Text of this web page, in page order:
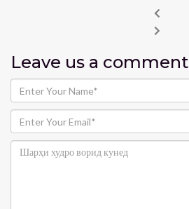
Leave us a comment